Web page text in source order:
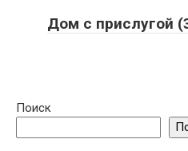
Дом с прислугой
Поиск